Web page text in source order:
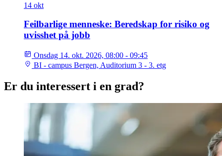
14 okt
Feilbarlige menneske: Beredskap for risiko og
uvisshet på jobb
Onsdag 14. okt. 2026, 08:00 - 09:45
BI - campus Bergen, Auditorium 3 - 3. etg
Er du interessert i en grad?